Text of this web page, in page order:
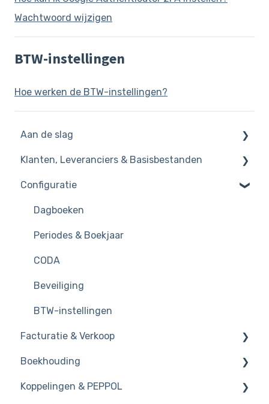
Wachtwoord wijzigen
BTW-instellingen
Hoe werken de BTW-instellingen?
Aan de slag
Basics
Dossierinstellingen
Starten met importeren
PDF documenten
Klanten, Leveranciers & Basisbestanden
Klanten en leveranciers
Artikelen
Grootboekrekening
Contacten
Configuratie
Dagboeken
Periodes & Boekjaar
CODA
Beveiliging
BTW-instellingen
Facturatie & Verkoop
Verkoopfacturen
Creditnota
Boekhouding
Algemene principes
Koppelingen & PEPPOL